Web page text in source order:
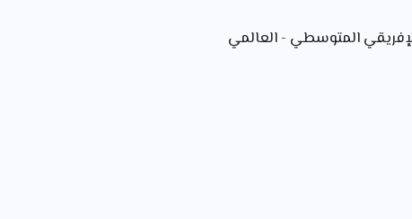
المتوسطي - العالمي